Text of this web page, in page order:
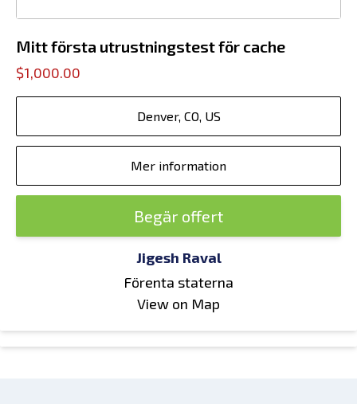
Mitt första utrustningstest för cache
$1,000.00
Denver, CO, US
Mer information
Begär offert
Jigesh Raval
Förenta staterna
View on Map